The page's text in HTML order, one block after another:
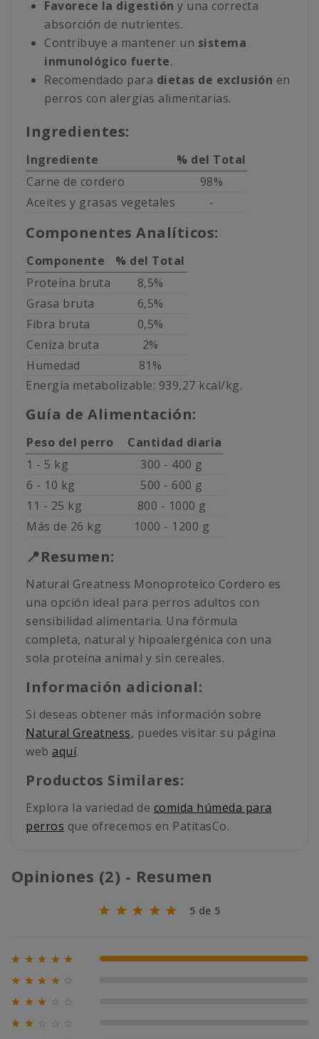
Favorece la digestión y una correcta
absorción de nutrientes.
Contribuye a mantener un sistema
inmunológico fuerte.
Recomendado para dietas de exclusión en
perros con alergias alimentarias.
Ingredientes:
Ingrediente
% del Total
Carne de cordero
98%
Aceites y grasas vegetales
-
Componentes Analíticos:
Componente
% del Total
Proteína bruta
8,5%
Grasa bruta
6,5%
Fibra bruta
0,5%
Ceniza bruta
2%
Humedad
81%
Energía metabolizable: 939,27 kcal/kg.
Guía de Alimentación:
Peso del perro
Cantidad diaria
1 - 5 kg
300 - 400 g
6 - 10 kg
500 - 600 g
11 - 25 kg
800 - 1000 g
Más de 26 kg
1000 - 1200 g
📍Resumen:
Natural Greatness Monoproteico Cordero es
una opción ideal para perros adultos con
sensibilidad alimentaria. Una fórmula
completa, natural y hipoalergénica con una
sola proteína animal y sin cereales.
Información adicional:
Si deseas obtener más información sobre
Natural Greatness, puedes visitar su página
web aquí.
Productos Similares:
Explora la variedad de comida húmeda para
perros que ofrecemos en PatitasCo.
Opiniones (2) - Resumen
5 de 5
     100% (2)
   
  
 